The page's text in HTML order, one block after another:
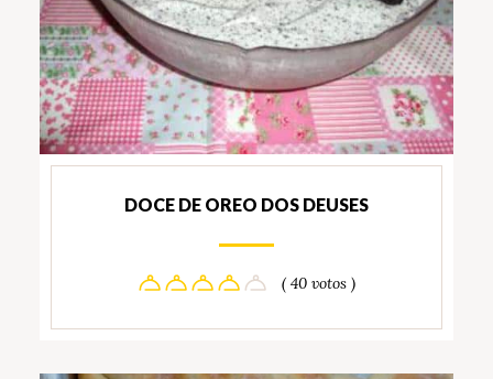
DOCE DE OREO DOS DEUSES
( 40 votos )